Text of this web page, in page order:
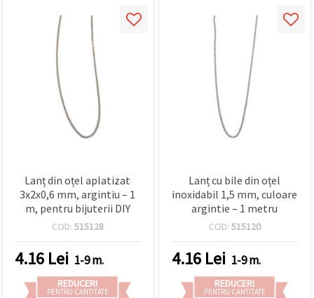
Lanț din oțel aplatizat
3x2x0,6 mm, argintiu – 1
m, pentru bijuterii DIY
COD: 515128
4.16 Lei 1-9 m.
REDUCERI
PENTRU CANTITATE
Lanț cu bile din oțel
inoxidabil 1,5 mm, culoare
argintie – 1 metru
COD: 515120
4.16 Lei 1-9 m.
REDUCERI
PENTRU CANTITATE